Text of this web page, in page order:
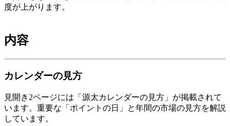
度が上がります。
内容
カレンダーの見方
見開き2ページには「源太カレンダーの見方」が掲載されて
います。重要な「ポイントの日」と年間の市場の見方を解説
しています。